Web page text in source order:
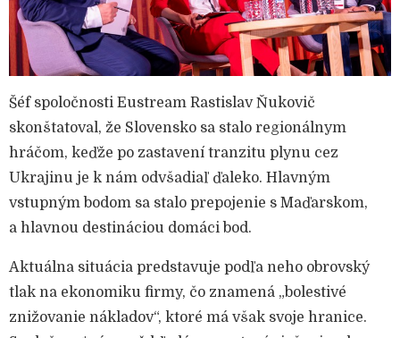
Šéf spoločnosti Eustream Rastislav Ňukovič
skonštatoval, že Slovensko sa stalo regionálnym
hráčom, keďže po zastavení tranzitu plynu cez
Ukrajinu je k nám odvšadiaľ ďaleko. Hlavným
vstupným bodom sa stalo prepojenie s Maďarskom,
a hlavnou destináciou domáci bod.
Aktuálna situácia predstavuje podľa neho obrovský
tlak na ekonomiku firmy, čo znamená „bolestivé
znižovanie nákladov“, ktoré má však svoje hranice.